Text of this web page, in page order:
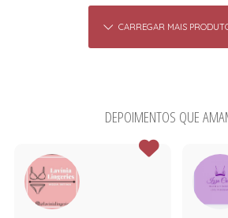
CARREGAR MAIS
DEPOIMENTOS QUE